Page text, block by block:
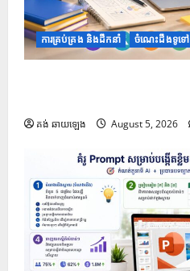
ការគ្រប់គ្រង និងដឹកនាំ ចំណេះដឹងទូទៅ
គង់ ឆាយឡេង August 5, 2026